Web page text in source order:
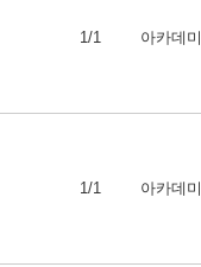
1/1 아카데미
1/1 아카데미